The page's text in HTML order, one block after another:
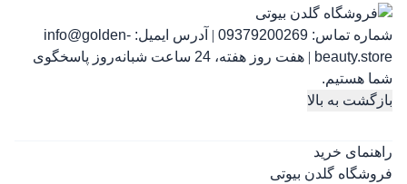
شماره تماس: 09379200269
| آدرس ایمیل: info@golden-
beauty.store
|
هفت روز هفته، 24 ساعت شبانه‌روز پاسخگوی
شما هستیم.
بازگشت به بالا
راهنمای خرید
فروشگاه گلدن بیوتی